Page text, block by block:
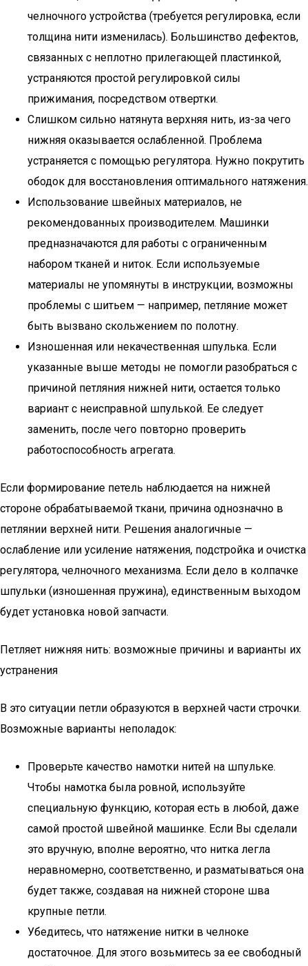
челночного устройства (требуется регулировка, если
толщина нити изменилась). Большинство дефектов,
связанных с неплотно прилегающей пластинкой,
устраняются простой регулировкой силы
прижимания, посредством отвертки.
Слишком сильно натянута верхняя нить, из-за чего
нижняя оказывается ослабленной. Проблема
устраняется с помощью регулятора. Нужно покрутить
ободок для восстановления оптимального натяжения.
Использование швейных материалов, не
рекомендованных производителем. Машинки
предназначаются для работы с ограниченным
набором тканей и ниток. Если используемые
материалы не упомянуты в инструкции, возможны
проблемы с шитьем — например, петляние может
быть вызвано скольжением по полотну.
Изношенная или некачественная шпулька. Если
указанные выше методы не помогли разобраться с
причиной петляния нижней нити, остается только
вариант с неисправной шпулькой. Ее следует
заменить, после чего повторно проверить
работоспособность агрегата.
Если формирование петель наблюдается на нижней
стороне обрабатываемой ткани, причина однозначно в
петлянии верхней нити. Решения аналогичные —
ослабление или усиление натяжения, подстройка и очистка
регулятора, челночного механизма. Если дело в колпачке
шпульки (изношенная пружина), единственным выходом
будет установка новой запчасти.
Петляет нижняя нить: возможные причины и варианты их
устранения
В это ситуации петли образуются в верхней части строчки.
Возможные варианты неполадок:
Проверьте качество намотки нитей на шпульке.
Чтобы намотка была ровной, используйте
специальную функцию, которая есть в любой, даже
самой простой швейной машинке. Если Вы сделали
это вручную, вполне вероятно, что нитка легла
неравномерно, соответственно, и разматываться она
будет также, создавая на нижней стороне шва
крупные петли.
Убедитесь, что натяжение нитки в челноке
достаточное. Для этого возьмитесь за ее свободный